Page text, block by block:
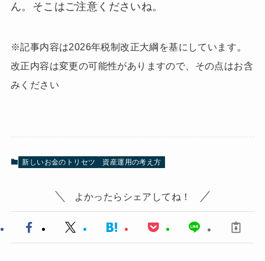
ん。そこはご注意くださいね。
※記事内容は2026年税制改正大綱を基にしています。
改正内容は変更の可能性がありますので、その点はお含
みください
新しいお金のトリセツ 資産運用の考え方
よかったらシェアしてね！